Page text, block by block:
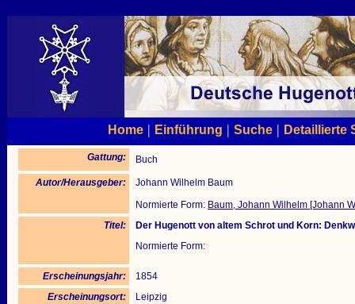
Home| Einführung | Suche| Detaillierte
Gattung: Buch
Autor/Herausgeber:
Johann Wilhelm Baum
Normierte Form: Baum, Johann Wilhelm [Johann
Titel:
Der Hugenott von altem Schrot und Korn:
Normierte Form:
Erscheinungsjahr:
1854
Erscheinungsort:
Leipzig